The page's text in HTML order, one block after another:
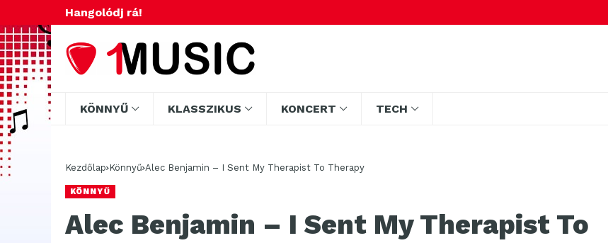
Hangolódj rá!
KÖNNYŰ KLASSZIKUS KONCERT TECH
Kezdőlap Könnyű Alec Benjamin – I Sent My Therapist To Therapy
KÖNNYŰ
Alec Benjamin – I Sent My Therapist To